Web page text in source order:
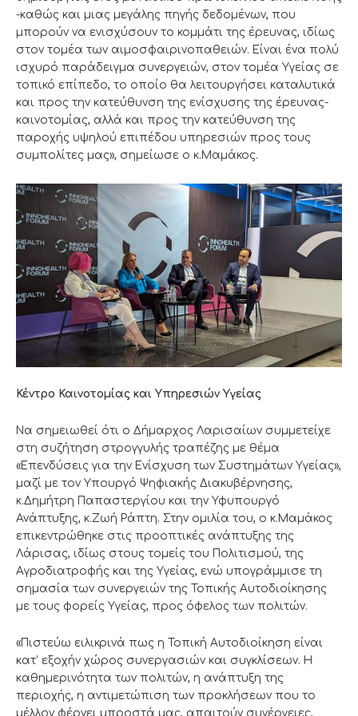
-καθώς και μιας μεγάλης πηγής δεδομένων, που
μπορούν να ενισχύσουν το κομμάτι της έρευνας, ιδίως
στον τομέα των αιμοσφαιρινοπαθειών. Είναι ένα πολύ
ισχυρό παράδειγμα συνεργειών, στον τομέα Υγείας σε
τοπικό επίπεδο, το οποίο θα λειτουργήσει καταλυτικά
και προς την κατεύθυνση της ενίσχυσης της έρευνας-
καινοτομίας, αλλά και προς την κατεύθυνση της
παροχής υψηλού επιπέδου υπηρεσιών προς τους
συμπολίτες μας», σημείωσε ο κ.Μαμάκος.
Κέντρο Καινοτομίας και Υπηρεσιών Υγείας
Να σημειωθεί ότι ο Δήμαρχος Λαρισαίων συμμετείχε
στη συζήτηση στρογγυλής τραπέζης με θέμα
«Επενδύσεις για την Ενίσχυση των Συστημάτων Υγείας»,
μαζί με τον Υπουργό Ψηφιακής Διακυβέρνησης,
κ.Δημήτρη Παπαστεργίου και την Υφυπουργό
Ανάπτυξης, κ.Ζωή Ράπτη. Στην ομιλία του, ο κ.Μαμάκος
επικεντρώθηκε στις προοπτικές ανάπτυξης της
Λάρισας, ιδίως στους τομείς του Πολιτισμού, της
Αγροδιατροφής και της Υγείας, ενώ υπογράμμισε τη
σημασία των συνεργειών της Τοπικής Αυτοδιοίκησης
με τους φορείς Υγείας, προς όφελος των πολιτών.
«Πιστεύω ειλικρινά πως η Τοπική Αυτοδιοίκηση είναι
κατ’ εξοχήν χώρος συνεργασιών και συγκλίσεων. Η
καθημερινότητα των πολιτών, η ανάπτυξη της
περιοχής, η αντιμετώπιση των προκλήσεων που το
μέλλον φέρνει μπροστά μας, απαιτούν συνέργειες,